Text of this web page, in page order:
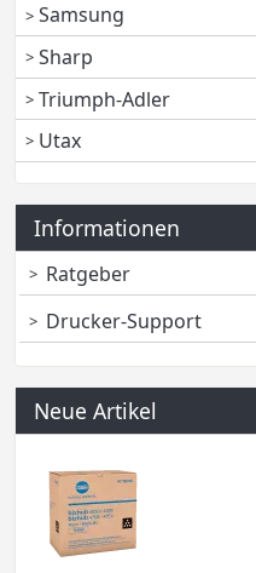
Samsung
Sharp
Triumph-Adler
Utax
Informationen
Ratgeber
Drucker-Support
Neue Artikel